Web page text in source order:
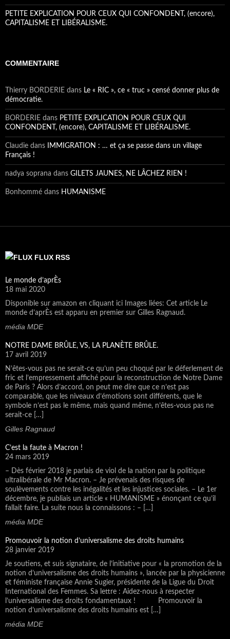
PETITE EXPLICATION POUR CEUX QUI CONFONDENT, (encore),
CAPITALISME ET LIBÉRALISME.
COMMENTAIRE
Thierry BORDERIE dans Le « RIC », ce « truc » censé donner plus de
démocratie.
BORDERIE dans PETITE EXPLICATION POUR CEUX QUI
CONFONDENT, (encore), CAPITALISME ET LIBÉRALISME.
Claudie dans
IMMIGRATION : … et ça se passe dans un village
Français !
nadya soprana dans GILETS JAUNES, NE LÂCHEZ RIEN !
Bonhommé dans HUMANISME
FLUX RSS
Le monde d’aprÈs
18 mai 2020
Disponible sur amazon en cliquant ici Images liées: Cet article Le
monde d’aprÈs est apparu en premier sur Gilles Ragnaud.
média MDE
NOTRE DAME BRÛLE, VS, LA PLANÈTE BRÛLE.
17 avril 2019
N’êtes-vous pas ne serait-ce qu’un peu choqué par le déferlement de
fric et l’empressement affiché pour la reconstruction de Notre Dame
de Paris ? Alors d’accord, on peut me dire que ce n’est pas
comparable, que les niveaux d’émotions sont différents, que le
symbole n’est pas le même, mais quand même, n’êtes-vous pas ne
serait-ce […]
Gilles Ragnaud
C’est la faute à Macron !
24 mars 2019
– Dès février 2018 je parlais de viol de la nation par la politique
ultralibérale de Mr Macron. – Je prévenais des risques de
soulèvements contre les inégalités et les injustices sociales. – Le 1er
décembre, je publiais un article « HUMANISME » énonçant ce qu’il
fallait faire. La suite nous la connaissons : – […]
média MDE
Promouvoir la notion d’universalisme des droits humains
28 janvier 2019
Je soutiens, et suis signataire, de l’initiative pour « la promotion de la
notion d’universalisme des droits humains », lancée par la physicienne
et féministe française Annie Sugier, présidente de la Ligue du Droit
International des Femmes. Sa lettre : Aidez-nous à respecter
l’universalisme des droits fondamentaux ! Promouvoir la
notion d’universalisme des droits humains est […]
média MDE